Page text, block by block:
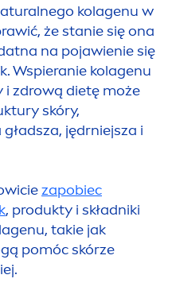
nego kolagenu w
że stanie się ona
na pojawienie się
Wspieranie kolagenu
i zdrową dietę może
skóry,
jędrniejsza i
zapobiec
, produkty i składniki
takie jak
pomóc skórze